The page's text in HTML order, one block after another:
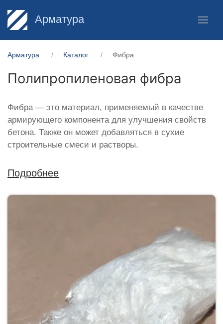
Арматура
Арматура Каталог Фибра
Полипропиленовая фибра
Фибра — это материал, применяемый в качестве
армирующего компонента для улучшения свойств
бетона. Также он может добавляться в сухие
строительные смеси и растворы.
Подробнее